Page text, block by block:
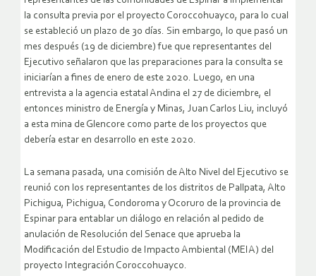
la consulta previa por el proyecto Coroccohuayco, para lo cual
se estableció un plazo de 30 días. Sin embargo, lo que pasó un
mes después (19 de diciembre) fue que representantes del
Ejecutivo señalaron que las preparaciones para la consulta se
iniciarían a fines de enero de este 2020. Luego, en una
entrevista a la agencia estatal Andina el 27 de diciembre, el
entonces ministro de Energía y Minas, Juan Carlos Liu, incluyó
a esta mina de Glencore como parte de los proyectos que
debería estar en desarrollo en este 2020.
La semana pasada, una comisión de Alto Nivel del Ejecutivo se
reunió con los representantes de los distritos de Pallpata, Alto
Pichigua, Pichigua, Condoroma y Ocoruro de la provincia de
Espinar para entablar un diálogo en relación al pedido de
anulación de Resolución del Senace que aprueba la
Modificación del Estudio de Impacto Ambiental (MEIA) del
proyecto Integración Coroccohuayco.